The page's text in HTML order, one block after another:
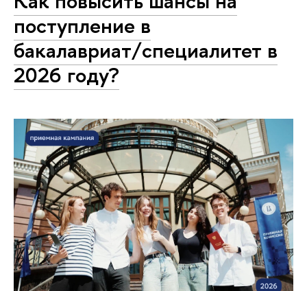
поступление в
бакалавриат/специалитет в
2026 году?